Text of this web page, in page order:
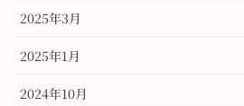
2025年3月
2025年1月
2024年10月